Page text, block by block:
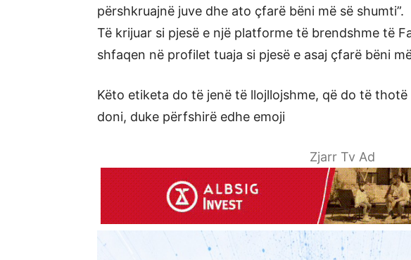
përshkruajnë juve dhe ato çfarë bëni më së shumti”.
Të krijuar si pjesë e një platforme të brendshme të
shfaqen në profilet tuaja si pjesë e asaj çfarë bëni
Këto etiketa do të jenë të llojllojshme, që do të
doni, duke përfshirë edhe emoji
Zjarr Tv Ad